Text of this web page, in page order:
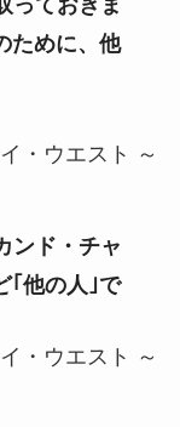
ために、他
・ウエスト ～
ンド・チャ
｢他の人｣で
・ウエスト ～